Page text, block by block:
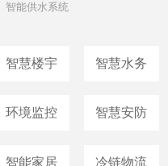
智能供水系统
智慧楼宇 智慧水务
环境监控 智慧安防
智能家居 冷链物流